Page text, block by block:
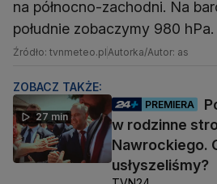
na północno-zachodni. Na
południe zobaczymy 980 hPa.
Źródło: tvnmeteo.plAutorka/Autor: as
ZOBACZ TAKŻE:
27 min
PREMIERA
w rodzinne
Nawrockiego.
usłyszeliśmy?